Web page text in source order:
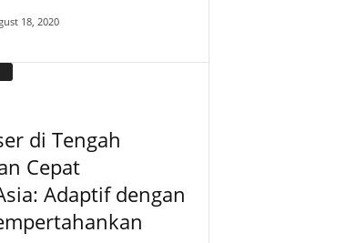
18, 2020
di Tengah
Cepat
Adaptif dengan